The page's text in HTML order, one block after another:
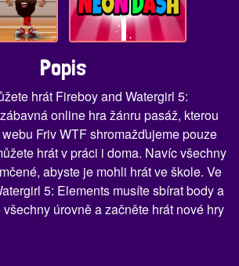
Popis
hrát Fireboy and Watergirl 5:
online hra žánru pasáž, kterou
Friv WTF shromažďujeme pouze
hrát v práci i doma. Navíc všechny
abyste je mohli hrát ve škole. Ve
5: Elements musíte sbírat body a
úrovně a začněte hrát nové hry